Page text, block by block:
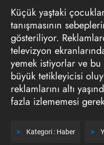
Küçük yaştaki
tanışmasının
gösteriliyor.
televizyon
yemek istiyorlar ve
büyük tetikleyicisi
reklamlarını altı
fazla izlememesi
Kategori : Haber